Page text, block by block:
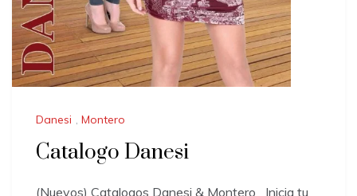
Danesi , Montero
Catalogo Danesi
(Nuevos) Catalogos Danesi & Montero Inicia tu